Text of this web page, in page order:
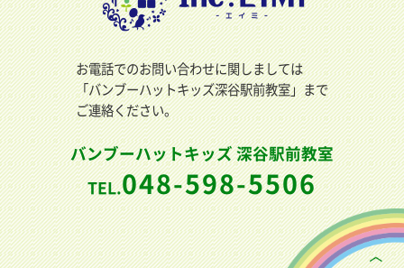
お電話でのお問い合わせに関しましては
「バンブーハットキッズ深谷駅前教室」まで
ご連絡ください。
バンブーハットキッズ 深谷駅前教室
TEL.048-598-5506